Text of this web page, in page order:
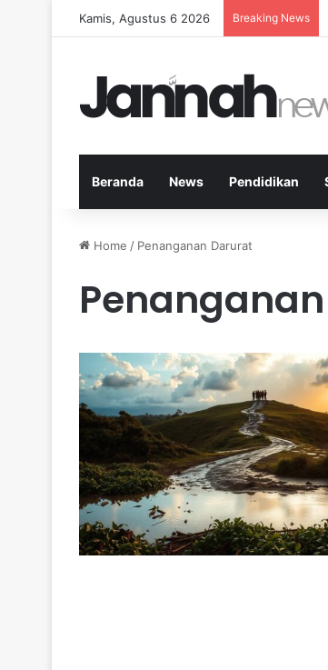
Kamis, Agustus 6 2026 Breaking News
Beranda News Pendidikan
Home / Penanganan Darurat